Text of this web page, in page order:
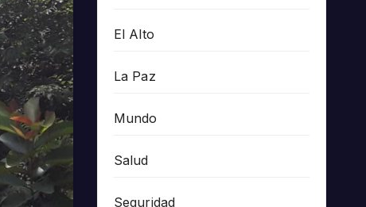
El Alto
La Paz
Mundo
Salud
Seguridad